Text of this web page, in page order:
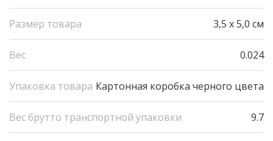
Размер товара 3,5 х 5,0 см
Вес 0.024
Упаковка товара Картонная коробка черного цвета
Вес брутто транспортной упаковки 9.7